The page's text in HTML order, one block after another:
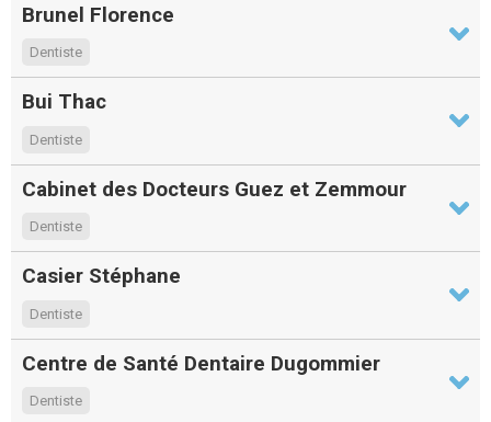
Brunel Florence
Dentiste
Bui Thac
Dentiste
Cabinet des Docteurs Guez et Zemmour
Dentiste
Casier Stéphane
Dentiste
Centre de Santé Dentaire Dugommier
Dentiste